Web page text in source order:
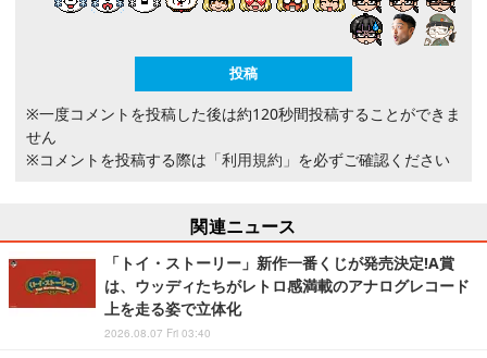
※一度コメントを投稿した後は約120秒間投稿することができま
せん
※コメントを投稿する際は 「利用規約」 を必ずご確認ください
関連ニュース
「トイ・ストーリー」新作一番くじが発売決定!A賞
は、ウッディたちがレトロ感満載のアナログレコード
上を走る姿で立体化
2026.08.07 Fri 03:40